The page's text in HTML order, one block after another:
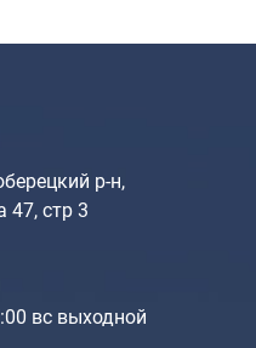
р-н,
47, стр 3
вс выходной